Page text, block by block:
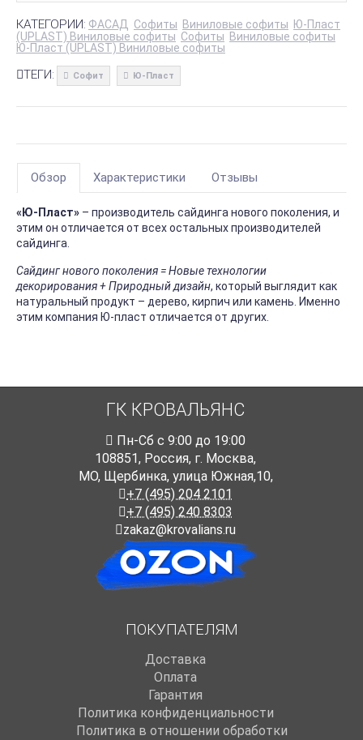
КАТЕГОРИИ: ФАСАД Софиты Виниловые софиты Ю-Пласт
(UPLAST) Виниловые софиты Софиты Виниловые софиты
Ю-Пласт (UPLAST) Виниловые софиты
ТЕГИ: Софит Ю-Пласт
Обзор Характеристики Отзывы
«Ю-Пласт» – производитель сайдинга нового поколения, и
этим он отличается от всех остальных производителей
сайдинга.
Сайдинг нового поколения = Новые технологии
декорирования + Природный дизайн, который выглядит как
натуральный продукт – дерево, кирпич или камень. Именно
этим компания Ю-пласт отличается от других.
ГК КРОВАЛЬЯНС
Пн-Cб с 9:00 до 19:00
108851, Россия, г. Москва,
МО, Щербинка, улица Южная,10,
+7 (495) 204 2101
+7 (495) 240 8303
zakaz@krovalians.ru
ПОКУПАТЕЛЯМ
Доставка
Оплата
Гарантия
Политика конфиденциальности
Политика в отношении обработки